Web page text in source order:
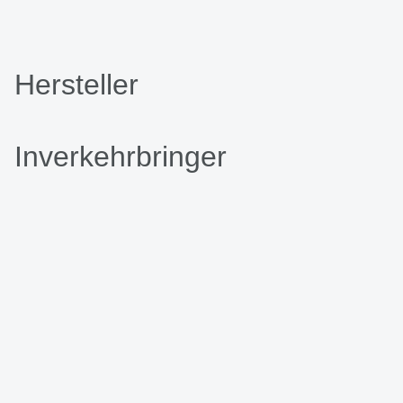
Hersteller
Inverkehrbringer